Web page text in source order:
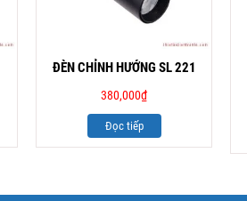
ĐÈN CHỈNH HƯỚNG SL 221
380,000₫
Đọc tiếp